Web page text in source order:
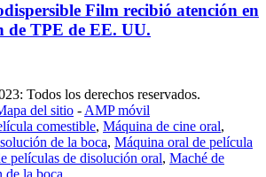
Film recibió atención en
de TPE de EE. UU.
Todos los derechos reservados.
del sitio - AMP móvil
comestible, Máquina de cine oral,
de la boca, Máquina oral de película
películas de disolución oral, Maché de
de la boca,